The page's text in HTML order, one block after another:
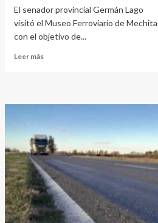
El senador provincial Germán Lago
visitó el Museo Ferroviario de Mechita
con el objetivo de...
Leer más